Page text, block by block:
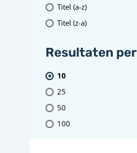
Titel (a-z)
Titel (z-a)
Resultaten
10
25
50
100